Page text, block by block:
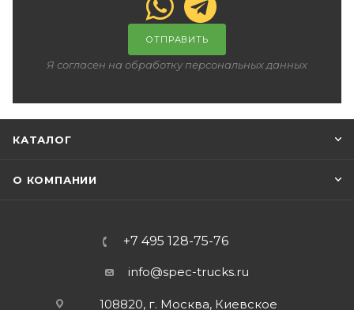
ОТПРАВИТЬ
Я согласен на обработку персональных данных
КАТАЛОГ
О КОМПАНИИ
+7 495 128-75-76
info@spec-trucks.ru
108820, г. Москва, Киевское